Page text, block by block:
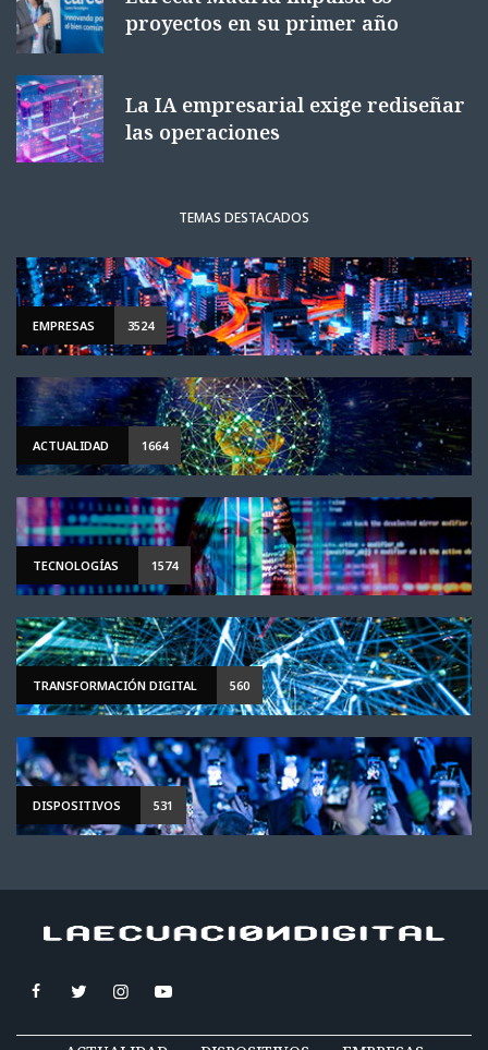
proyectos en su primer año
La IA empresarial exige rediseñar
las operaciones
TEMAS DESTACADOS
EMPRESAS 3524
ACTUALIDAD 1664
TECNOLOGÍAS 1574
TRANSFORMACIÓN DIGITAL 560
DISPOSITIVOS 531